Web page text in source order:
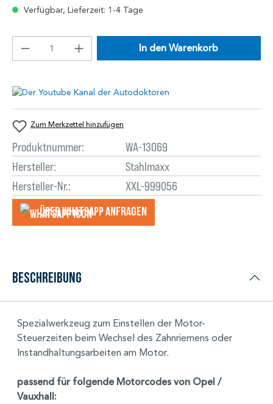
Verfügbar, Lieferzeit: 1-4 Tage
In den Warenkorb
Zum Merkzettel hinzufügen
Produktnummer:
WA-13069
Hersteller:
Stahlmaxx
Hersteller-Nr.:
XXL-999056
Über WhatsApp anfragеn
Beschreibung
Spezialwerkzeug zum Einstellen der Motor-
Steuerzeiten beim Wechsel des Zahnriemens oder
Instandhaltungsarbeiten am Motor.
passend für folgende Motorcodes von Opel /
Vauxhall: